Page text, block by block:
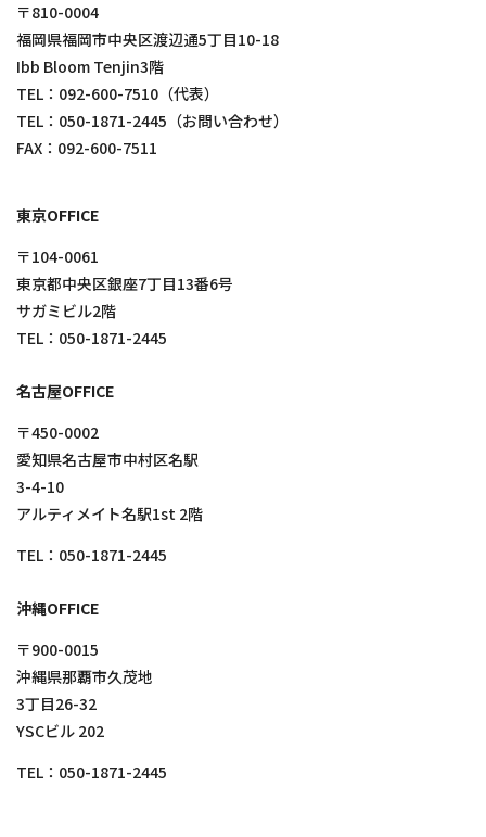
〒810-0004
福岡県福岡市中央区渡辺通5丁目10-18
Ibb Bloom Tenjin3階
TEL： 092-600-7510 （代表）
TEL： 050-1871-2445 （お問い合わせ）
FAX：092-600-7511
東京OFFICE
〒104-0061
東京都中央区銀座7丁目13番6号
サガミビル2階
TEL： 050-1871-2445
名古屋OFFICE
〒450-0002
愛知県名古屋市中村区名駅
3-4-10
アルティメイト名駅1st 2階
TEL： 050-1871-2445
沖縄OFFICE
〒900-0015
沖縄県那覇市久茂地
3丁目26-32
YSCビル 202
TEL： 050-1871-2445